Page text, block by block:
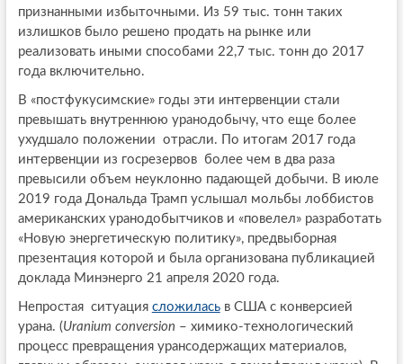
признанными избыточными. Из 59 тыс. тонн таких
излишков было решено продать на рынке или
реализовать иными способами 22,7 тыс. тонн до 2017
года включительно.
В «постфукусимские» годы эти интервенции стали
превышать внутреннюю уранодобычу, что еще более
ухудшало положении отрасли. По итогам 2017 года
интервенции из госрезервов более чем в два раза
превысили объем неуклонно падающей добычи. В июле
2019 года Дональда Трамп услышал мольбы лоббистов
американских уранодобытчиков и «повелел» разработать
«Новую энергетическую политику», предвыборная
презентация которой и была организована публикацией
доклада Минэнерго 21 апреля 2020 года.
Непростая ситуация сложиласьв США с конверсией
урана. (Uranium conversion – химико-технологический
процесс превращения урансодержащих материалов,